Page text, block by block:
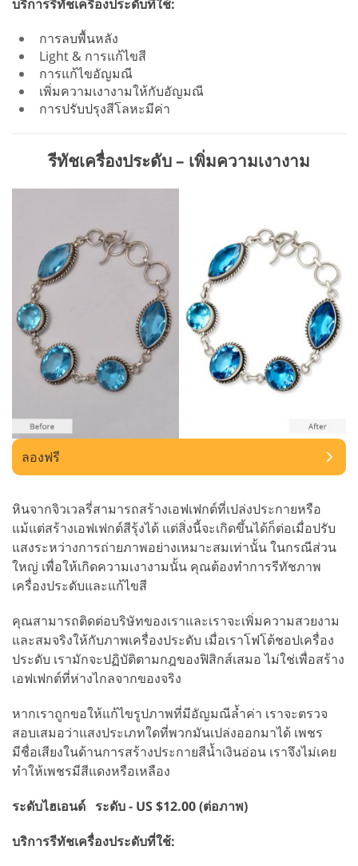
บริการรีทัชเครื่องประดับที่ใช้:
การลบพื้นหลัง
Light & การแก้ไขสี
การแก้ไขอัญมณี
เพิ่มความเงางามให้กับอัญมณี
การปรับปรุงสีโลหะมีค่า
รีทัชเครื่องประดับ – เพิ่มความเงางาม
ลองฟรี
หินจากจิวเวลรี่สามารถสร้างเอฟเฟกต์ที่เปล่งประกายหรือ
แม้แต่สร้างเอฟเฟกต์สีรุ้งได้ แต่สิ่งนี้จะเกิดขึ้นได้ก็ต่อเมื่อปรับ
แสงระหว่างการถ่ายภาพอย่างเหมาะสมเท่านั้น ในกรณีส่วน
ใหญ่ เพื่อให้เกิดความเงางามนั้น คุณต้องทำการรีทัชภาพ
เครื่องประดับและแก้ไขสี
คุณสามารถติดต่อบริษัทของเราและเราจะเพิ่มความสวยงาม
และสมจริงให้กับภาพเครื่องประดับ เมื่อเราโฟโต้ชอปเครื่อง
ประดับ เรามักจะปฏิบัติตามกฎของฟิสิกส์เสมอ ไม่ใช่เพื่อสร้าง
เอฟเฟกต์ที่ห่างไกลจากของจริง
หากเราถูกขอให้แก้ไขรูปภาพที่มีอัญมณีล้ำค่า เราจะตรวจ
สอบเสมอว่าแสงประเภทใดที่พวกมันเปล่งออกมาได้ เพชร
มีชื่อเสียงในด้านการสร้างประกายสีน้ำเงินอ่อน เราจึงไม่เคย
ทำให้เพชรมีสีแดงหรือเหลือง
ระดับไฮเอนด์ ระดับ - US $12.00 (ต่อภาพ)
บริการรีทัชเครื่องประดับที่ใช้: